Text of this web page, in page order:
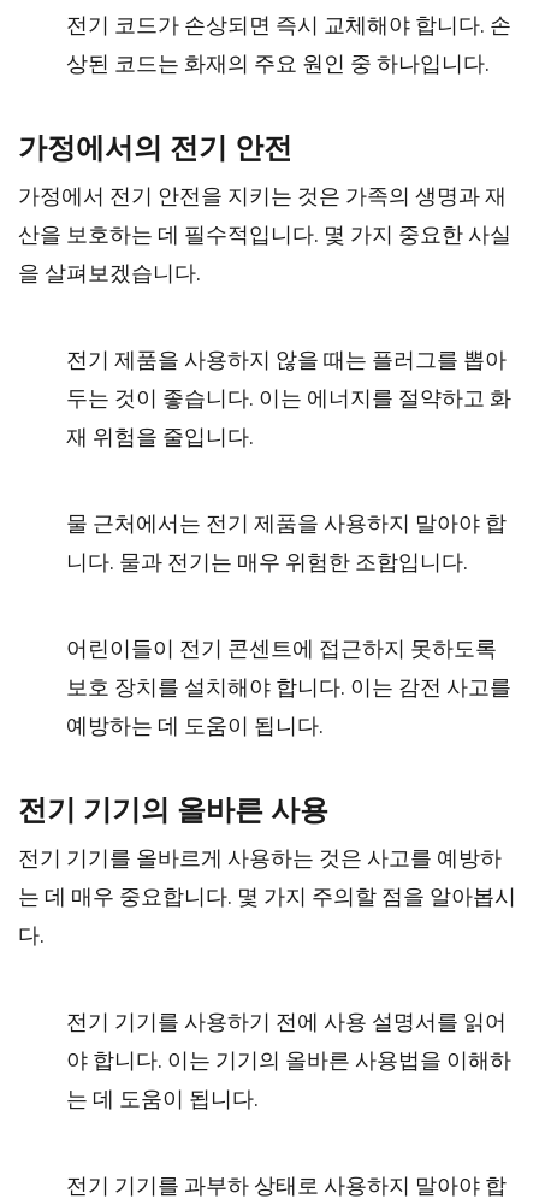
전기 코드가 손상되면 즉시 교체해야 합니다. 손
상된 코드는 화재의 주요 원인 중 하나입니다.
가정에서의 전기 안전
가정에서 전기 안전을 지키는 것은 가족의 생명과 재
산을 보호하는 데 필수적입니다. 몇 가지 중요한 사실
을 살펴보겠습니다.
전기 제품을 사용하지 않을 때는 플러그를 뽑아
두는 것이 좋습니다. 이는 에너지를 절약하고 화
재 위험을 줄입니다.
물 근처에서는 전기 제품을 사용하지 말아야 합
니다. 물과 전기는 매우 위험한 조합입니다.
어린이들이 전기 콘센트에 접근하지 못하도록
보호 장치를 설치해야 합니다. 이는 감전 사고를
예방하는 데 도움이 됩니다.
전기 기기의 올바른 사용
전기 기기를 올바르게 사용하는 것은 사고를 예방하
는 데 매우 중요합니다. 몇 가지 주의할 점을 알아봅시
다.
전기 기기를 사용하기 전에 사용 설명서를 읽어
야 합니다. 이는 기기의 올바른 사용법을 이해하
는 데 도움이 됩니다.
전기 기기를 과부하 상태로 사용하지 말아야 합